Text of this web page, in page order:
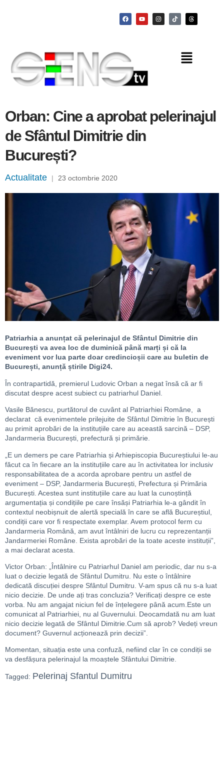
Orban: Cine a aprobat pelerinajul
de Sfântul Dimitrie din
București?
Actualitate | 23 octombrie 2020
Patriarhia a anunțat că pelerinajul de Sfântul Dimitrie din
București va avea loc de duminică până marți și că la
eveniment vor lua parte doar credincioșii care au buletin de
București, anunță știrile Digi24.
În contrapartidă, premierul Ludovic Orban a negat însă că ar fi
discutat despre acest subiect cu patriarhul Daniel.
Vasile Bănescu, purtătorul de cuvânt al Patriarhiei Române, a
declarat că evenimentele prilejuite de Sfântul Dimitrie în București
au primit aprobări de la instituțiile care au această sarcină – DSP,
Jandarmeria București, prefectură și primărie.
„E un demers pe care Patriarhia și Arhiepiscopia Bucureștiului le-au
făcut ca în fiecare an la instituțiile care au în activitatea lor inclusiv
responsabilitatea de a acorda aprobare pentru un astfel de
eveniment – DSP, Jandarmeria București, Prefectura și Primăria
București. Acestea sunt instituțiile care au luat la cunoștință
argumentația și condițiile pe care însăși Patriarhia le-a gândit în
contextul neobișnuit de alertă specială în care se află Bucureștiul,
condiții care vor fi respectate exemplar. Avem protocol ferm cu
Jandarmeria Română, am avut întâlniri de lucru cu reprezentanții
Jandarmeriei Române. Exista aprobări de la toate aceste instituții”,
a mai declarat acesta.
Victor Orban: „Întâlnire cu Patriarhul Daniel am periodic, dar nu s-a
luat o decizie legată de Sfântul Dumitru. Nu este o întâlnire
dedicată discuției despre Sfântul Dumitru. V-am spus că nu s-a luat
nicio decizie. De unde ați tras concluzia? Verificați despre ce este
vorba. Nu am angajat niciun fel de înțelegere până acum.Este un
comunicat al Patriarhiei, nu al Guvernului. Deocamdată nu am luat
nicio decizie legată de Sfântul Dimitrie.Cum să aprob? Vedeți vreun
document? Guvernul acționează prin decizii”.
Momentan, situația este una confuză, nefiind clar în ce condiții se
va desfășura pelerinajul la moaștele Sfântului Dimitrie.
Tagged: Pelerinaj Sfantul Dumitru